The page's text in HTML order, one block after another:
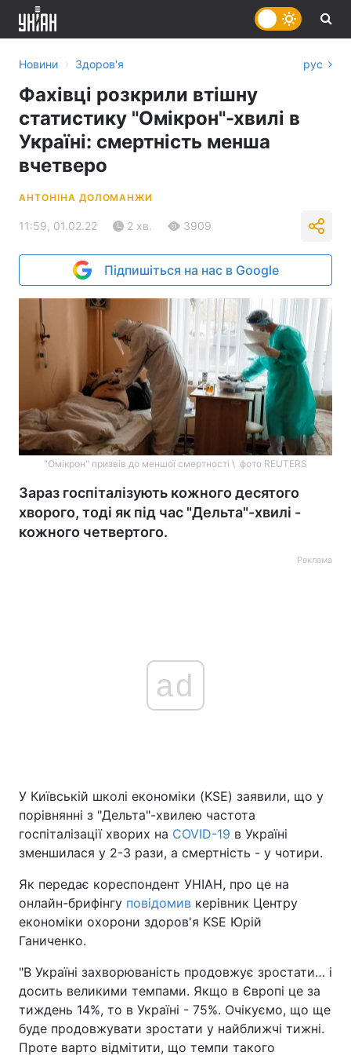
Україна Політика
Економіка Світ
Техно і зв'язок Лайт
Зброя
Здоров'я Туризм
Цікавинки Погода
Екологія Регіони
Новини › Здоров'я рус
Фахівці розкрили втішну
статистику "Омікрон"-хвилі в
Україні: смертність менша
вчетверо
АНТОНІНА ДОЛОМАНЖИ
11:59, 01.02.22 2 хв. 3909
Підпишіться на нас в Google
"Омікрон" призвів до меншої смертності \ фото REUTERS
Зараз госпіталізують кожного десятого
хворого, тоді як під час "Дельта"-хвилі -
кожного четвертого.
Реклама
ad
У Київській школі економіки (KSE) заявили, що у
порівнянні з "Дельта"-хвилею частота
госпіталізації хворих на COVID-19 в Україні
зменшилася у 2-3 рази, а смертність - у чотири.
Як передає кореспондент УНІАН, про це на
онлайн-брифінгу повідомив керівник Центру
економіки охорони здоров'я KSE Юрій
Ганиченко.
"В Україні захворюваність продовжує зростати… і
досить великими темпами. Якщо в Європі це за
тиждень 14%, то в Україні - 75%. Очікуємо, що ще
буде продовжувати зростати у найближчі тижні.
Проте варто відмітити, що темпи такого